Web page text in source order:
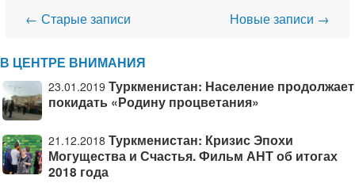
Навигация
← Старые записи Новые записи →
В ЦЕНТРЕ ВНИМАНИЯ
23.01.2019 Туркменистан: Население продолжает
покидать «Родину процветания»
21.12.2018 Туркменистан: Кризис Эпохи
Могущества и Счастья. Фильм АНТ об итогах
2018 года